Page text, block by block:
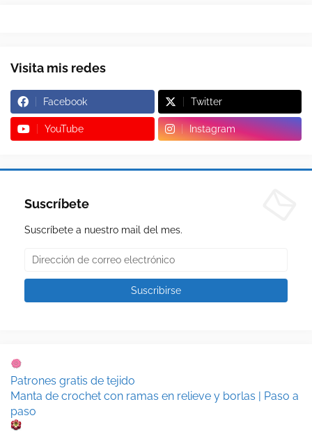
Visita mis redes
Facebook Twitter
YouTube Instagram
Suscríbete
Suscríbete a nuestro mail del mes.
Patrones gratis de tejido
Manta de crochet con ramas en relieve y borlas | Paso a
paso